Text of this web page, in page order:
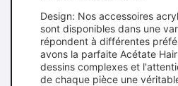
Design: Nos accessoires
sont disponibles dans une
répondent à différentes
avons la parfaite Acétate
dessins complexes et
de chaque pièce une